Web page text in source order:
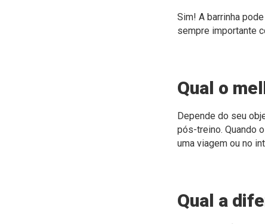
Sim! A barrinha
sempre importante
Qual o
Depende do seu
pós-treino. Quando
uma viagem ou no
Qual a